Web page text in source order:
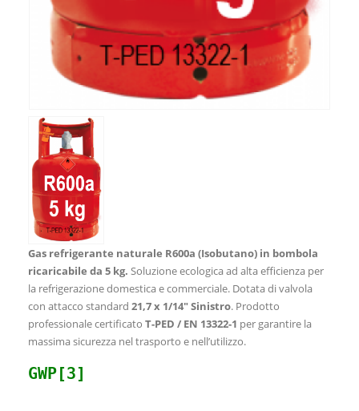
Gas refrigerante naturale R600a (Isobutano) in bombola
ricaricabile da 5 kg. Soluzione ecologica ad alta efficienza per
la refrigerazione domestica e commerciale. Dotata di valvola
con attacco standard 21,7 x 1/14″ Sinistro. Prodotto
professionale certificato T-PED / EN 13322-1 per garantire la
massima sicurezza nel trasporto e nell’utilizzo.
GWP[3]